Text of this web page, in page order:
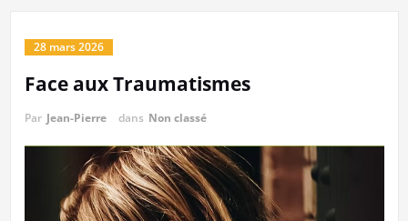
28 mars 2026
Face aux Traumatismes
Par Jean-Pierre dans Non classé